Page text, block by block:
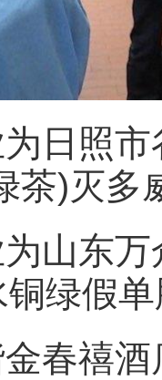
日照
茶)灭多
山东
绿假
春禧